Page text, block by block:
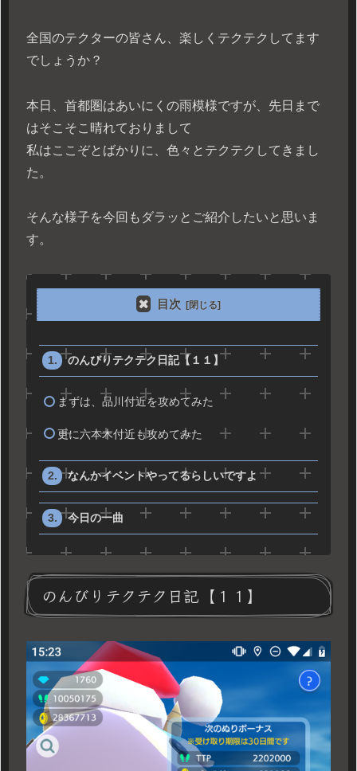
全国のテクターの皆さん、楽しくテクテクしてます
でしょうか？
本日、首都圏はあいにくの雨模様ですが、先日まで
はそこそこ晴れておりまして
私はここぞとばかりに、色々とテクテクしてきまし
た。
そんな様子を今回もダラッとご紹介したいと思いま
す。
目次
のんびりテクテク日記【１１】
まずは、品川付近を攻めてみた
更に六本木付近も攻めてみた
なんかイベントやってるらしいですよ
今日の一曲
のんびりテクテク日記【１１】